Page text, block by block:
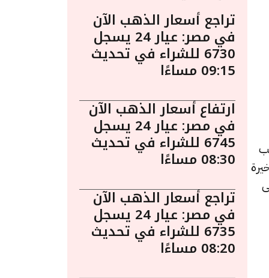
الذهب
تراجع أسعار الذهب الآن
في مصر: عيار 24 يسجل
6730 للشراء في تحديث
09:15 مساءًا
ارتفاع أسعار الذهب الآن
في مصر: عيار 24 يسجل
6745 للشراء في تحديث
08:30 مساءًا
تراجع أسعار الذهب الآن
في مصر: عيار 24 يسجل
6735 للشراء في تحديث
08:20 مساءًا